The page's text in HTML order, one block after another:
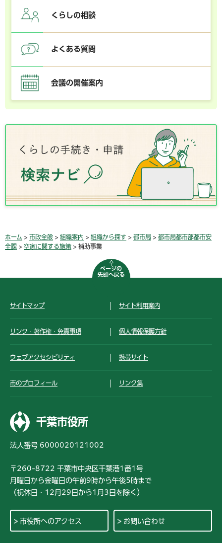
くらしの相談
よくある質問
会議の開催案内
ホーム > 市政全般 > 組織案内 > 組織から探す > 都市局 > 都市局都市部都市安
全課 > 空家に関する施策 > 補助事業
ページの
先頭へ戻る
サイトマップ サイト利用案内
リンク・著作権・免責事項 個人情報保護方針
ウェブアクセシビリティ 携帯サイト
市のプロフィール リンク集
千葉市役所
法人番号 6000020121002
〒260-8722 千葉市中央区千葉港1番1号
月曜日から金曜日の午前9時から午後5時まで
（祝休日・12月29日から1月3日を除く）
市役所へのアクセス お問い合わせ